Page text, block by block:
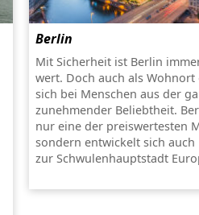
Berlin
Mit Sicherheit ist Berlin
wert. Doch auch als
sich bei Menschen aus der
zunehmender Beliebtheit.
nur eine der preiswertesten
sondern entwickelt sich
zur Schwulenhauptstadt